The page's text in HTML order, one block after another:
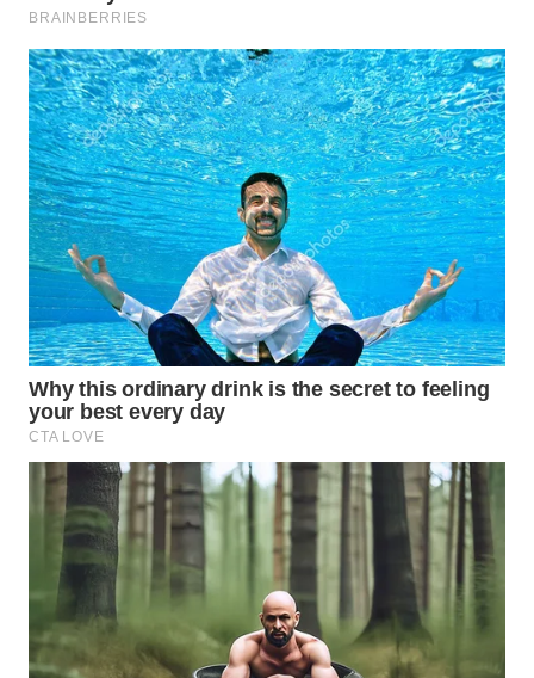
BINJAI
WN
CIREBON
WN
INDRAMAYU
WN
KUNINGAN
WN
MAJALENGKA
WN
WN
SUKABUMI
WN
PURWAKARTA